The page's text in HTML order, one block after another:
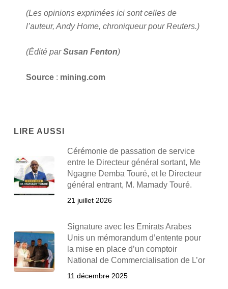
(Les opinions exprimées ici sont celles de
l’auteur, Andy Home, chroniqueur pour Reuters.)
(Édité parSusan Fenton)
Source: mining.com
LIRE AUSSI
Cérémonie de passation de service
entre le Directeur général sortant, Me
Ngagne Demba Touré, et le Directeur
général entrant, M. Mamady Touré.
21 juillet 2026
Signature avec les Emirats Arabes
Unis un mémorandum d’entente pour
la mise en place d’un comptoir
National de Commercialisation de L’or
11 décembre 2025